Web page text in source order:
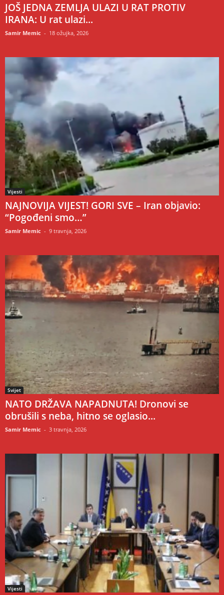
JOŠ JEDNA ZEMLJA ULAZI U RAT PROTIV
IRANA: U rat ulazi...
Samir Memic - 18 ožujka, 2026
Vijesti
NAJNOVIJA VIJEST! GORI SVE – Iran objavio:
“Pogođeni smo…”
Samir Memic - 9 travnja, 2026
Svijet
NATO DRŽAVA NAPADNUTA! Dronovi se
obrušili s neba, hitno se oglasio...
Samir Memic - 3 travnja, 2026
Vijesti